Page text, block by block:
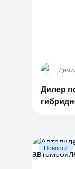
Д
Дилер
Новости